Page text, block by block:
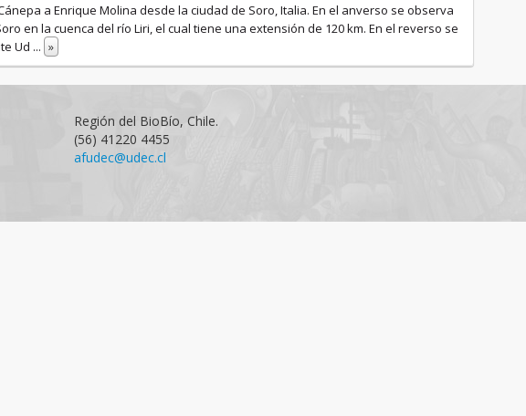
a Enrique Molina desde la ciudad de Soro, Italia. En el anverso se observa
en la cuenca del río Liri, el cual tiene una extensión de 120 km. En el reverso se
Ud ... »
Región del BioBío, Chile.
(56) 41220 4455
afudec@udec.cl